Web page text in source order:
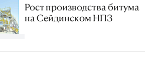
Рост производства битума
на Сейдинском НПЗ